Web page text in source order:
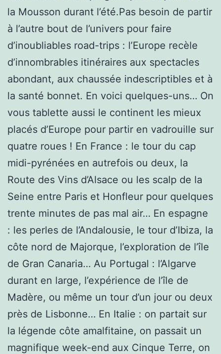
la Mousson durant l’été.Pas besoin de partir
à l’autre bout de l’univers pour faire
d’inoubliables road-trips : l’Europe recèle
d’innombrables itinéraires aux spectacles
abondant, aux chaussée indescriptibles et à
la santé bonnet. En voici quelques-uns… On
vous tablette aussi le continent les mieux
placés d’Europe pour partir en vadrouille sur
quatre roues ! En France : le tour du cap
midi-pyrénées en autrefois ou deux, la
Route des Vins d’Alsace ou les scalp de la
Seine entre Paris et Honfleur pour quelques
trente minutes de pas mal air… En espagne
: les perles de l’Andalousie, le tour d’Ibiza, la
côte nord de Majorque, l’exploration de l’île
de Gran Canaria… Au Portugal : l’Algarve
durant en large, l’expérience de l’île de
Madère, ou même un tour d’un jour ou deux
près de Lisbonne… En Italie : on partait sur
la légende côte amalfitaine, on passait un
magnifique week-end aux Cinque Terre, on